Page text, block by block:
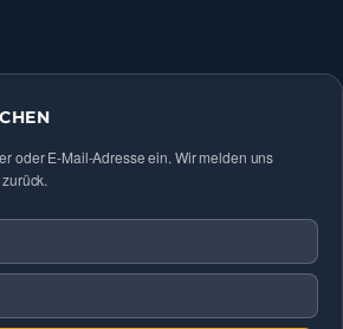
oder E-Mail-Adresse ein. Wir melden uns